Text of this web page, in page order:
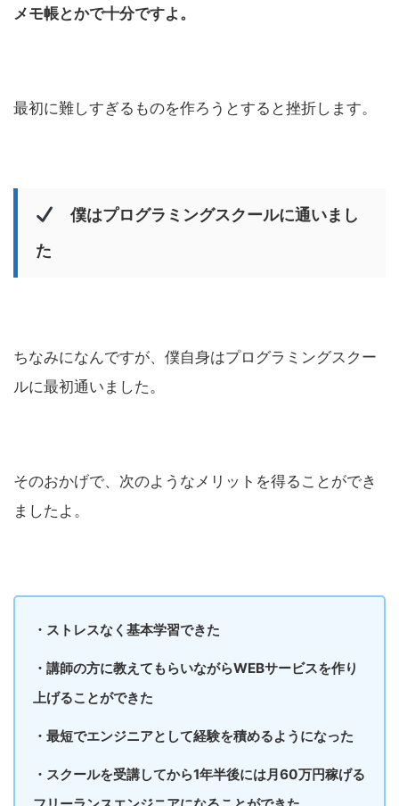
メモ帳とかで十分ですよ。
最初に難しすぎるものを作ろうとすると挫折します。
僕はプログラミングスクールに通いまし
た
ちなみになんですが、僕自身はプログラミングスクー
ルに最初通いました。
そのおかげで、次のようなメリットを得ることができ
ましたよ。
・ストレスなく基本学習できた
・講師の方に教えてもらいながらWEBサービスを作り
上げることができた
・最短でエンジニアとして経験を積めるようになった
・スクールを受講してから1年半後には月60万円稼げる